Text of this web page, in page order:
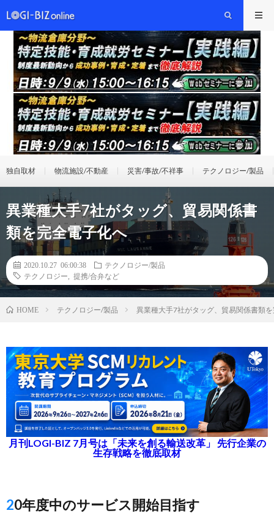
独自取材 物流施設/不動産 災害/事故/不祥事 テクノロジー/製品
異業種大手7社がタッグ、貿易関係書
類を完全電子化へ
2020.10.27 06:00:38
テクノロジー/製品
テクノロジー
提携/合弁など
HOME テクノロジー/製品 異業種大手7社がタッグ、貿易関係書類
月刊LOGI-BIZ 7月号は「未来を創る輸送改革」 先行企業の
生存戦略を徹底取材
20年度中のサービス開始目指す